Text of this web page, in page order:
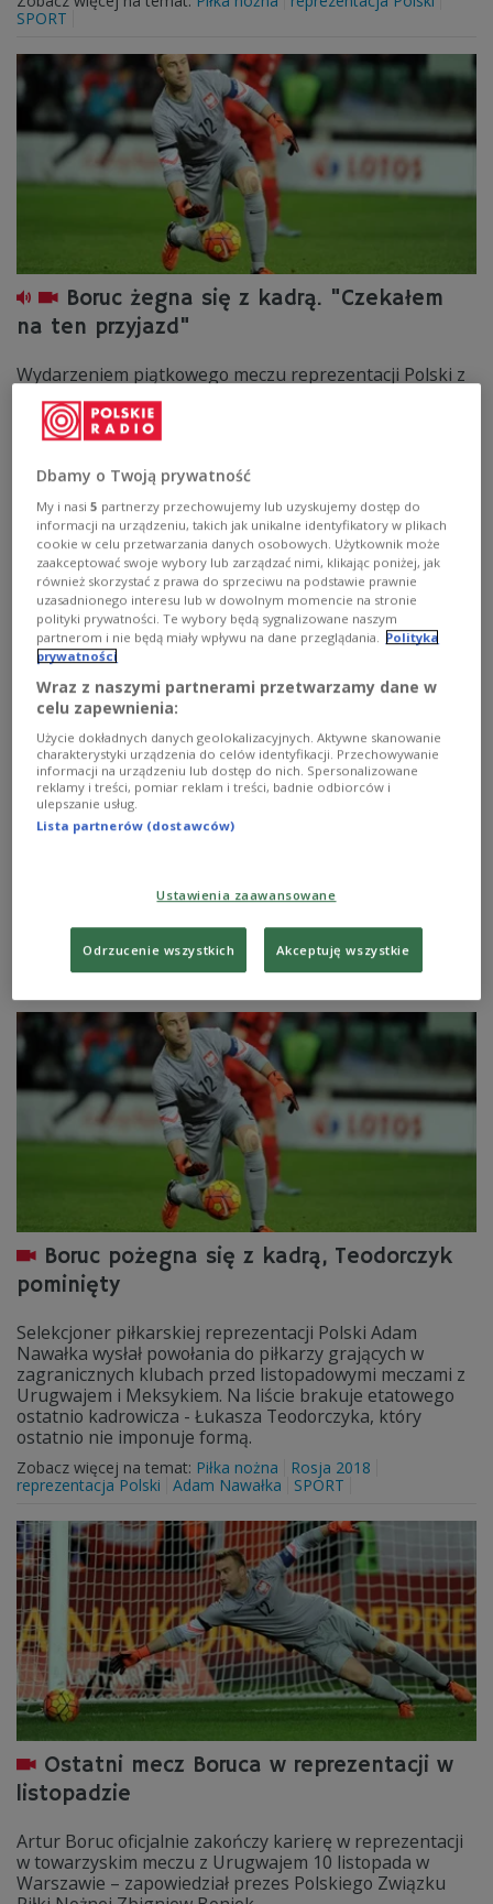
SPORT
Boruc żegna się z kadrą. "Czekałem
na ten przyjazd"
Wydarzeniem piątkowego meczu reprezentacji Polski z
Urugwajem będzie oficjalne zakończenie
reprezentacyjnej kariery przez Artura Boruca. - Każdy
przyjazd na zgrupowanie kadry był czymś
powiedział na konferencji prasowej.
Zobacz więcej na temat:Piłka nożna reprezentacja Polski
SPORT
Ostatnie 44 minuty Boruca. "Wracamy do
dobrych manier"
sparingi przygotowawcze do mundialu w Rosji. Pierwszy
z nich - z Urugwajem - będzie szczególny dla bramkarza
Artura Boruca.
Zobacz więcej na temat:Piłka nożna reprezentacja Polski
Boruc pożegna się z kadrą, Teodorczyk
pominięty
Selekcjoner piłkarskiej reprezentacji Polski Adam
Nawałka wysłał powołania do piłkarzy grających w
zagranicznych klubach przed listopadowymi meczami z
Urugwajem i Meksykiem. Na liście brakuje etatowego
ostatnio kadrowicza - Łukasza Teodorczyka, który
ostatnio nie imponuje formą.
Zobacz więcej na temat: Piłka nożna
Rosja 2018
reprezentacja Polski
Adam Nawałka SPORT
Ostatni mecz Boruca w reprezentacji w
listopadzie
Artur Boruc oficjalnie zakończy karierę w reprezentacji
w towarzyskim meczu z Urugwajem 10 listopada w
Warszawie – zapowiedział prezes Polskiego Związku
Dbamy o Twoją prywatność
My i nasi5 partnerzy przechowujemy lub uzyskujemy dostęp do
informacji na urządzeniu, takich jak unikalne identyfikatory w plikach
cookie w celu przetwarzania danych osobowych. Użytkownik może
zaakceptować swoje wybory lub zarządzać nimi, klikając poniżej, jak
również skorzystać z prawa do sprzeciwu na podstawie prawnie
uzasadnionego interesu lub w dowolnym momencie na stronie
polityki prywatności. Te wybory będą sygnalizowane naszym
partnerom i nie będą miały wpływu na dane przeglądania.
Polityka
prywatności
Wraz z naszymi partnerami przetwarzamy dane w
celu zapewnienia:
Użycie dokładnych danych geolokalizacyjnych. Aktywne skanowanie
charakterystyki urządzenia do celów identyfikacji. Przechowywanie
informacji na urządzeniu lub dostęp do nich. Spersonalizowane
reklamy i treści, pomiar reklam i treści, badnie odbiorców i
ulepszanie usług.
Lista partnerów (dostawców)
Ustawienia zaawansowane
Odrzucenie wszystkich Akceptuję wszystkie